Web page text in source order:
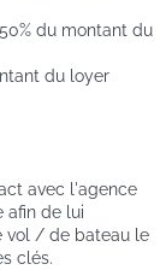
50% du montant du
du loyer
avec l'agence
afin de lui
vol / de bateau le
clés.